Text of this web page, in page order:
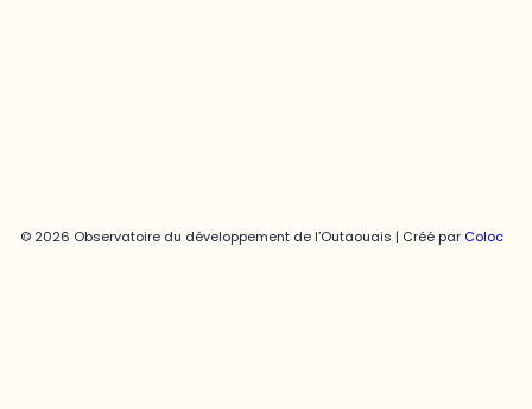
© 2026 Observatoire du développement de l’Outaouais | Créé par Coloc